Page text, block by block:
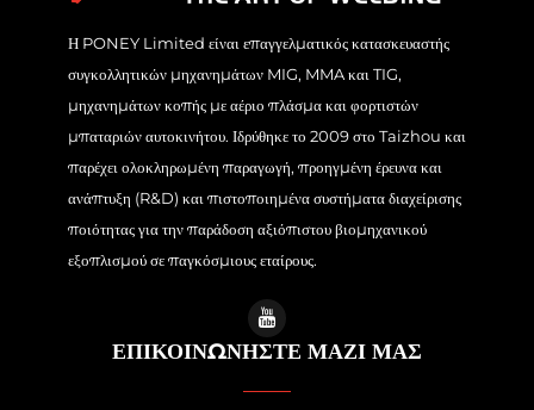
Η PONEY Limited είναι επαγγελματικός κατασκευαστής
συγκολλητικών μηχανημάτων MIG, MMA και TIG,
μηχανημάτων κοπής με αέριο πλάσμα και φορτιστών
μπαταριών αυτοκινήτου. Ιδρύθηκε το 2009 στο Taizhou και
παρέχει ολοκληρωμένη παραγωγή, προηγμένη έρευνα και
ανάπτυξη (R&D) και πιστοποιημένα συστήματα διαχείρισης
ποιότητας για την παράδοση αξιόπιστου βιομηχανικού
εξοπλισμού σε παγκόσμιους εταίρους.
ΕΠΙΚΟΙΝΩΝΗΣΤΕ ΜΑΖΙ ΜΑΣ